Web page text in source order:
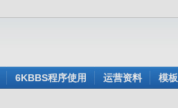
6KBBS程序使用 运营资料 模板